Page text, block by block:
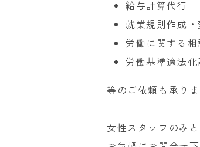
給与計算代行
就業規則作成・
労働に関する
労働基準適法化
等のご依頼も承りま
女性スタッフのみ